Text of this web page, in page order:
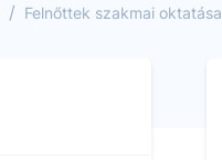
/ Felnőttek szakmai oktatása